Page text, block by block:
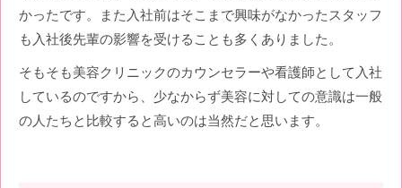
かったです。また入社前はそこまで興味がなかったスタッフ
も入社後先輩の影響を受けることも多くありました。
そもそも美容クリニックのカウンセラーや看護師として入社
しているのですから、少なからず美容に対しての意識は一般
の人たちと比較すると高いのは当然だと思います。